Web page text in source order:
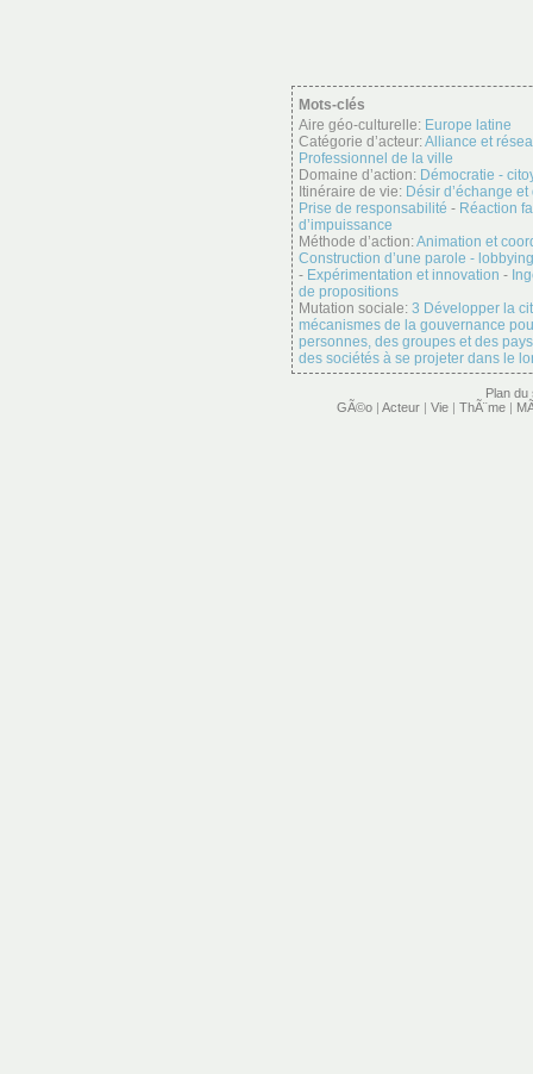
Mots-clés
Aire géo-culturelle: Europe latine
Catégorie d’acteur:Alliance et
Professionnel de la ville
Domaine d’action: Démocratie -
Itinéraire de vie: Désir d’échange
Prise de responsabilité - Réaction
d’impuissance
Méthode d’action:Animation et
Construction d’une parole - lobbying
- Expérimentation et innovation -
de propositions
Mutation sociale: 3 Développer la
mécanismes de la gouvernance
personnes, des groupes et des
des sociétés à se projeter dans le
Plan du
GÃ©o | Acteur | Vie | ThÃ¨me |